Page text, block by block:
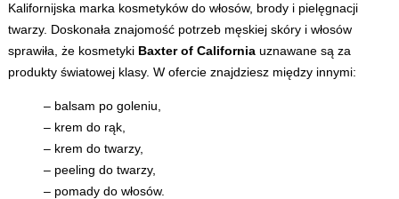
Kalifornijska marka kosmetyków do włosów, brody i pielęgnacji
twarzy. Doskonała znajomość potrzeb męskiej skóry i włosów
sprawiła, że kosmetyki Baxter of Californiauznawane są za
produkty światowej klasy. W ofercie znajdziesz między innymi:
– balsam po goleniu,
– krem do rąk,
– krem do twarzy,
– peeling do twarzy,
– pomady do włosów.